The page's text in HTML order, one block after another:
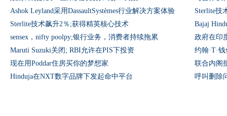
Ashok Leyland采用DassaultSystèmes行业解决方案体验
Sterlite技
Sterlite技术飙升2％;获得精英核心技术
Bajaj
sensex，nifty poolpy;银行业务，消费者持续拖累
政府在印
Maruti Suzuki关闭; RBI允许在PIS下投资
约翰·T·
现在用Poddar住房买你的梦想家
联合内阁
Hinduja在NXT数字品牌下发起命中平台
呼叫删除